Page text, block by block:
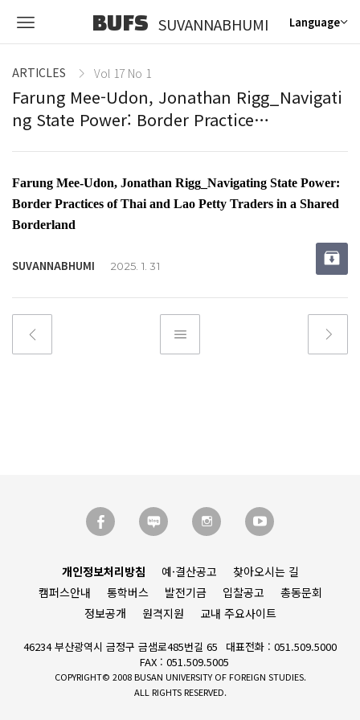
BUFS SUVANNABHUMI Language
ARTICLES Vol 17 No 1
Farung Mee-Udon, Jonathan Rigg_Navigati
ng State Power: Border Practice…
Farung Mee-Udon, Jonathan Rigg_Navigating State Power:
Border Practices of Thai and Lao Petty Traders in a Shared
Borderland
SUVANNABHUMI 2025. 1. 31
개인정보처리방침 예·결산공고
찾아오시는 길
캠퍼스안내
통학버스 발전기금 입찰공고
총동문회
정보공개
원격지원 교내 주요사이트
46234 부산광역시 금정구 금샘로485번길 65
대표전화 : 051.509.5000
FAX : 051.509.5005
COPYRIGHT© 2008 BUSAN UNIVERSITY OF FOREIGN STUDIES.
ALL RIGHTS RESERVED.